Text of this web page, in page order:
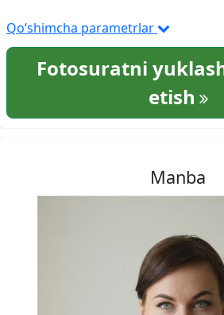
Qo‘shimcha parametrlar
Fotosuratni
etish
Manba